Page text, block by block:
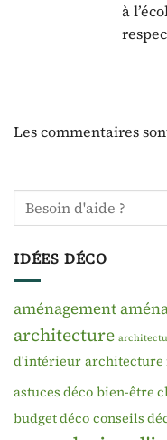
à
Les commentaires
IDÉES DÉCO
aménagement
architecture
d'intérieur
astuces déco bien-être
budget déco conseils